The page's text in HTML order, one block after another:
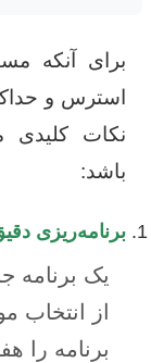
برای آنکه
استرس و
نکات کلیدی
باشد:
برنامه‌ریزی دقیق
یک برنامه
از انتخاب
برنامه را